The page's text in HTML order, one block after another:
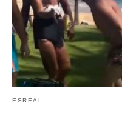
ESREAL